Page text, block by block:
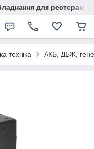
для ресторанів,
техніка АКБ, ДБЖ,